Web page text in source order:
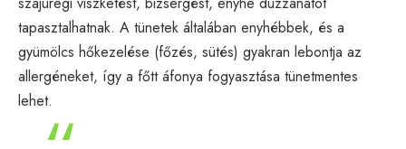
tapasztalhatnak. A tünetek általában enyhébbek, és a
gyümölcs hőkezelése (főzés, sütés) gyakran lebontja az
allergéneket, így a főtt áfonya fogyasztása tünetmentes
lehet.